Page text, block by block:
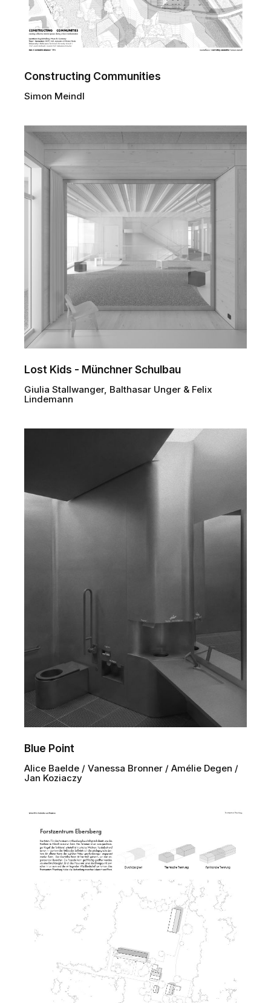
Constructing Communities
Simon Meindl
Lost Kids - Münchner Schulbau
Giulia Stallwanger, Balthasar Unger & Felix
Lindemann
Blue Point
Alice Baelde / Vanessa Bronner / Amélie Degen /
Jan Koziaczy